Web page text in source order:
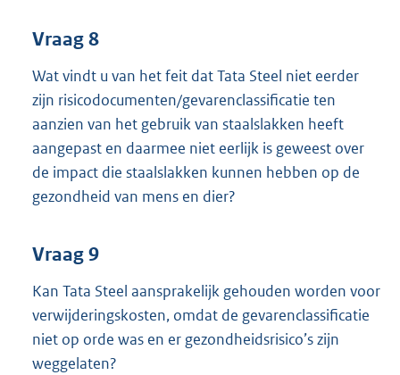
Vraag 8
Wat vindt u van het feit dat Tata Steel niet eerder
zijn risicodocumenten/gevarenclassificatie ten
aanzien van het gebruik van staalslakken heeft
aangepast en daarmee niet eerlijk is geweest over
de impact die staalslakken kunnen hebben op de
gezondheid van mens en dier?
Vraag 9
Kan Tata Steel aansprakelijk gehouden worden voor
verwijderingskosten, omdat de gevarenclassificatie
niet op orde was en er gezondheidsrisico’s zijn
weggelaten?